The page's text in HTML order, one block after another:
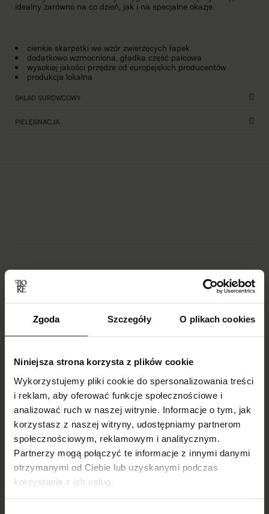
Zgoda Szczegóły O plikach cookies
Niniejsza strona korzysta z plików cookie
Wykorzystujemy pliki cookie do spersonalizowania treści
i reklam, aby oferować funkcje społecznościowe i
analizować ruch w naszej witrynie. Informacje o tym, jak
korzystasz z naszej witryny, udostępniamy partnerom
społecznościowym, reklamowym i analitycznym.
Partnerzy mogą połączyć te informacje z innymi danymi
otrzymanymi od Ciebie lub uzyskanymi podczas
korzystania z ich usług.
idealny zarówno na co dzień, jak i na specjalne okazje.
cienkie skarpetki we wzór zwierzęcych łapek
dodatkowo wzmocniona, gładka część palcowa
wysokiej jakości przędze od europejskich producentów
produkcja lokalna
SKŁAD SUROWCOWY
PIELĘGNACJA
Blog
Skarpetki do
mokasynów
damskich –
Do czego ubrać
kabaretki i jak je